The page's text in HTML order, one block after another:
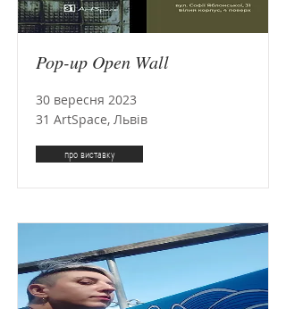
Pop-up Open Wall
30 вересня 2023
31 ArtSpace, Львів
про виставку